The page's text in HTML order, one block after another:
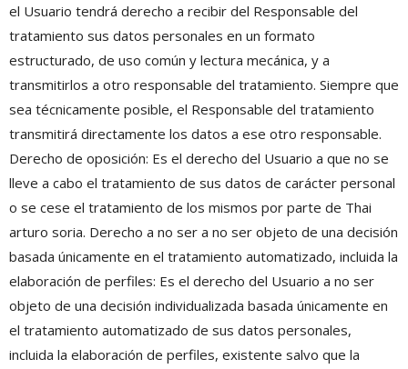
el Usuario tendrá derecho a recibir del Responsable del
tratamiento sus datos personales en un formato
estructurado, de uso común y lectura mecánica, y a
transmitirlos a otro responsable del tratamiento. Siempre que
sea técnicamente posible, el Responsable del tratamiento
transmitirá directamente los datos a ese otro responsable.
Derecho de oposición: Es el derecho del Usuario a que no se
lleve a cabo el tratamiento de sus datos de carácter personal
o se cese el tratamiento de los mismos por parte de Thai
arturo soria. Derecho a no ser a no ser objeto de una decisión
basada únicamente en el tratamiento automatizado, incluida la
elaboración de perfiles: Es el derecho del Usuario a no ser
objeto de una decisión individualizada basada únicamente en
el tratamiento automatizado de sus datos personales,
incluida la elaboración de perfiles, existente salvo que la